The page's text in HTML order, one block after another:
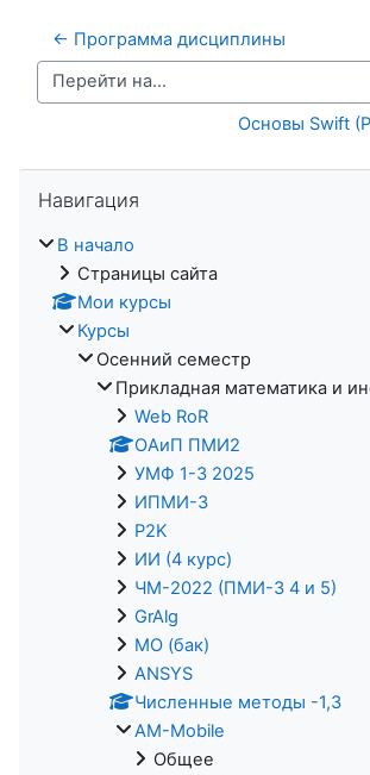
← Программа дисциплины
Перейти на...
Основы Swift
Навигация
В начало
Страницы сайта
Мои курсы
Курсы
Осенний семестр
Прикладная математика и
Web RoR
ОАиП ПМИ2
УМФ 1-3 2025
ИПМИ-3
P2K
ИИ (4 курс)
ЧМ-2022 (ПМИ-3 4 и 5)
GrAlg
МО (бак)
ANSYS
Численные методы -1,3
AM-Mobile
Общее